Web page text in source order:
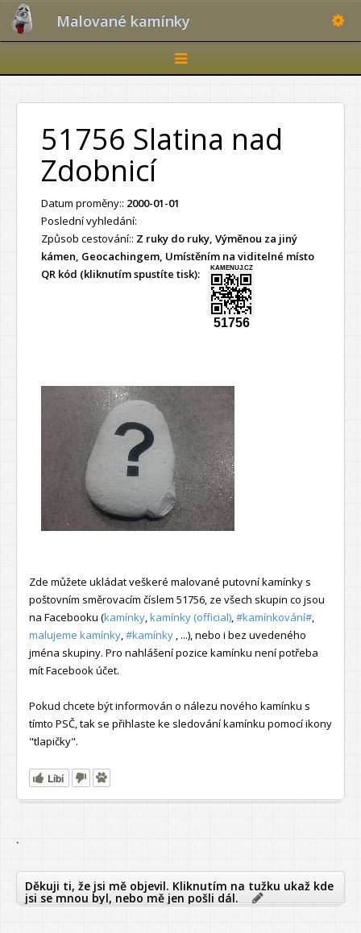
Malované kamínky
Toggle
navigation
51756 Slatina nad
Zdobnicí
Datum proměny:: 2000-01-01
Poslední vyhledání:
Způsob cestování:: Z ruky do ruky, Výměnou za jiný
kámen, Geocachingem, Umístěním na viditelné místo
QR kód (kliknutím spustíte tisk):
KAMENUJ.CZ
51756
Zde můžete ukládat veškeré malované putovní kamínky s
poštovním směrovacím číslem 51756, ze všech skupin co jsou
na Facebooku (kamínky kamínky (official) #kamínkování#
malujeme kamínky #kamínky , ...), nebo i bez uvedeného
jména skupiny. Pro nahlášení pozice kamínku není potřeba
mít Facebook účet.
Pokud chcete být informován o nálezu nového kamínku s
tímto PSČ, tak se přihlaste ke sledování kamínku pomocí ikony
"tlapičky".
Líbí
`
Děkuji ti, že jsi mě objevil. Kliknutím na tužku ukaž kde
jsi se mnou byl, nebo mě jen pošli dál.